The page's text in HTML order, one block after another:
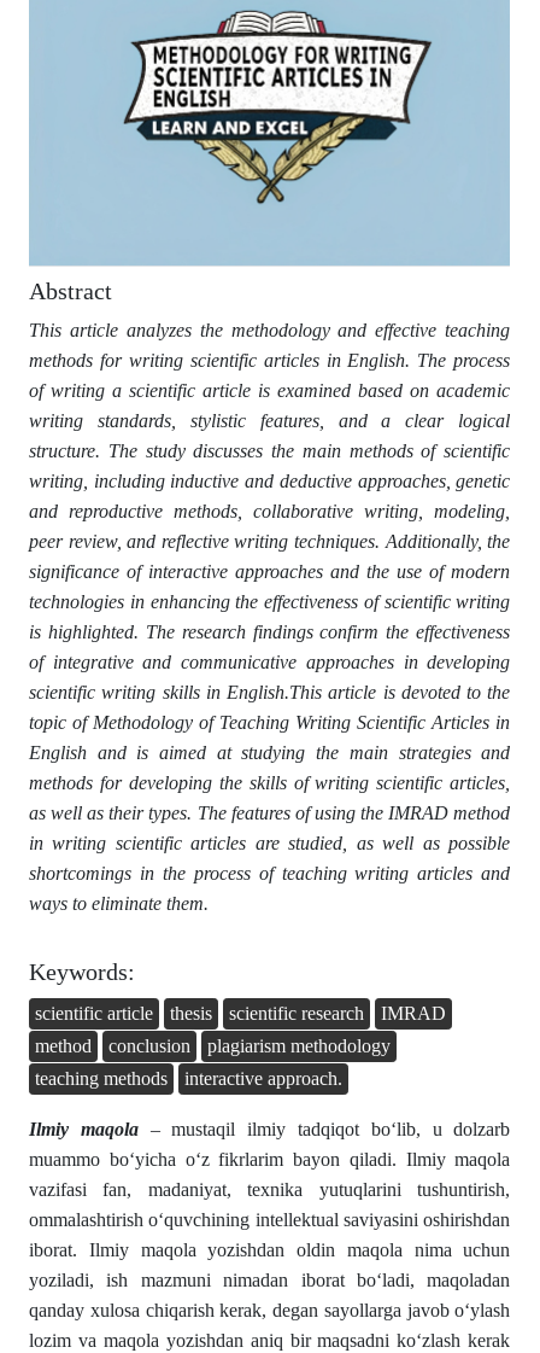
Abstract
This article analyzes the methodology and effective teaching
methods for writing scientific articles in English. The process
of writing a scientific article is examined based on academic
writing standards, stylistic features, and a clear logical
structure. The study discusses the main methods of scientific
writing, including inductive and deductive approaches, genetic
and reproductive methods, collaborative writing, modeling,
peer review, and reflective writing techniques. Additionally, the
significance of interactive approaches and the use of modern
technologies in enhancing the effectiveness of scientific writing
is highlighted. The research findings confirm the effectiveness
of integrative and communicative approaches in developing
scientific writing skills in English.This article is devoted to the
topic of Methodology of Teaching Writing Scientific Articles in
English and is aimed at studying the main strategies and
methods for developing the skills of writing scientific articles,
as well as their types. The features of using the IMRAD method
in writing scientific articles are studied, as well as possible
shortcomings in the process of teaching writing articles and
ways to eliminate them.
Keywords:
scientific article thesis scientific research
IMRAD
method
conclusion
plagiarism methodology
teaching methods
interactive approach.
Ilmiy maqola – mustaqil ilmiy tadqiqot boʻlib, u dolzarb
muammo boʻyicha oʻz fikrlarim bayon qiladi. Ilmiy maqola
vazifasi fan, madaniyat, texnika yutuqlarini tushuntirish,
ommalashtirish oʻquvchining intellektual saviyasini oshirishdan
iborat. Ilmiy maqola yozishdan oldin maqola nima uchun
yoziladi, ish mazmuni nimadan iborat boʻladi, maqoladan
qanday xulosa chiqarish kerak, degan sayollarga javob oʻylash
lozim va maqola yozishdan aniq bir maqsadni koʻzlash kerak